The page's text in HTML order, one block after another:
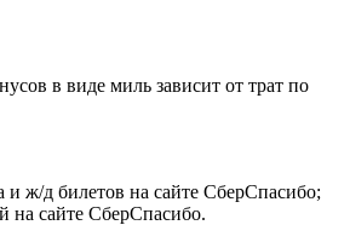
в виде миль зависит от трат по
ж/д билетов на сайте СберСпасибо;
на сайте СберСпасибо.